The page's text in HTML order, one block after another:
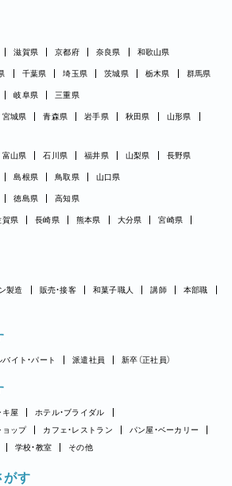
滋賀県 京都府 奈良県 和歌山県
千葉県 埼玉県 茨城県 栃木県 群馬県
岐阜県 三重県
宮城県 青森県 岩手県 秋田県
山形県
富山県 石川県 福井県 山梨県 長野県
島根県 鳥取県 山口県
徳島県 高知県
賀県 長崎県 熊本県 大分県
宮崎県
製造 販売・接客 和菓子職人 講師
本部職
バイト・パート 派遣社員 新卒（正社員）
キ屋
ホテル・ブライダル
ョップ
カフェ・レストラン
パン屋・ベーカリー
学校・教室 その他
がす